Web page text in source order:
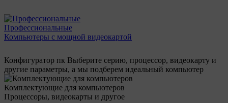
Профессиональные
Компьютеры с мощной видеокартой
Конфигуратор пк Выберите серию, процессор, видеокарту и
другие параметры, а мы подберем идеальный компьютер
Комплектующие для компьютеров
Процессоры, видеокарты и другое